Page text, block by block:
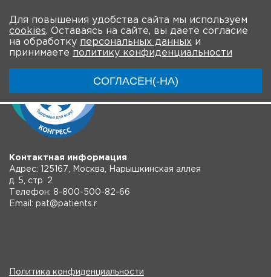
Для повышения удобства сайта мы используем
cookies. Оставаясь на сайте, вы даете согласие
на обработку персональных данных и
принимаете политику конфиденциальности
СОГЛАСЕН(-НА)
Контактная информация
Адрес: 125167, Москва, Нарышкинская аллея
д. 5, стр. 2
Телефон: 8-800-500-82-66
Email: pat@patients.r
Политика конфиденциальности